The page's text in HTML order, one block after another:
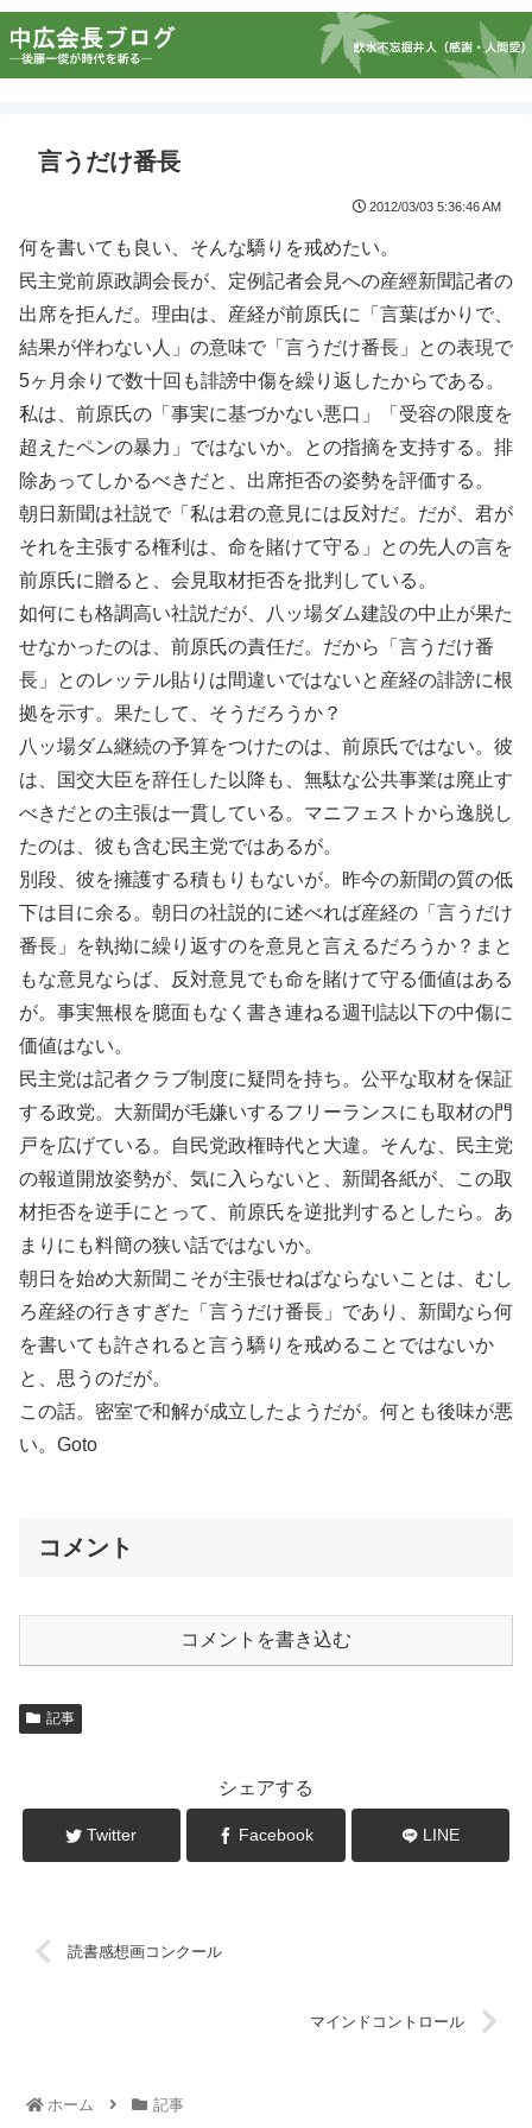
言うだけ番長
2012/03/03 5:36:46 AM
何を書いても良い、そんな驕りを戒めたい。
民主党前原政調会長が、定例記者会見への産經新聞記者の
出席を拒んだ。理由は、産経が前原氏に「言葉ばかりで、
結果が伴わない人」の意味で「言うだけ番長」との表現で
5ヶ月余りで数十回も誹謗中傷を繰り返したからである。
私は、前原氏の「事実に基づかない悪口」「受容の限度を
超えたペンの暴力」ではないか。との指摘を支持する。排
除あってしかるべきだと、出席拒否の姿勢を評価する。
朝日新聞は社説で「私は君の意見には反対だ。だが、君が
それを主張する権利は、命を賭けて守る」との先人の言を
前原氏に贈ると、会見取材拒否を批判している。
如何にも格調高い社説だが、八ッ場ダム建設の中止が果た
せなかったのは、前原氏の責任だ。だから「言うだけ番
長」とのレッテル貼りは間違いではないと産経の誹謗に根
拠を示す。果たして、そうだろうか？
八ッ場ダム継続の予算をつけたのは、前原氏ではない。彼
は、国交大臣を辞任した以降も、無駄な公共事業は廃止す
べきだとの主張は一貫している。マニフェストから逸脱し
たのは、彼も含む民主党ではあるが。
別段、彼を擁護する積もりもないが。昨今の新聞の質の低
下は目に余る。朝日の社説的に述べれば産経の「言うだけ
番長」を執拗に繰り返すのを意見と言えるだろうか？まと
もな意見ならば、反対意見でも命を賭けて守る価値はある
が。事実無根を臆面もなく書き連ねる週刊誌以下の中傷に
価値はない。
民主党は記者クラブ制度に疑問を持ち。公平な取材を保証
する政党。大新聞が毛嫌いするフリーランスにも取材の門
戸を広げている。自民党政権時代と大違。そんな、民主党
の報道開放姿勢が、気に入らないと、新聞各紙が、この取
材拒否を逆手にとって、前原氏を逆批判するとしたら。あ
まりにも料簡の狭い話ではないか。
朝日を始め大新聞こそが主張せねばならないことは、むし
ろ産経の行きすぎた「言うだけ番長」であり、新聞なら何
を書いても許されると言う驕りを戒めることではないか
と、思うのだが。
この話。密室で和解が成立したようだが。何とも後味が悪
い。Goto
コメント
コメントを書き込む
記事
シェアする
Twitter Facebook LINE
読書感想画コンクール
マインドコントロール
ホーム 記事